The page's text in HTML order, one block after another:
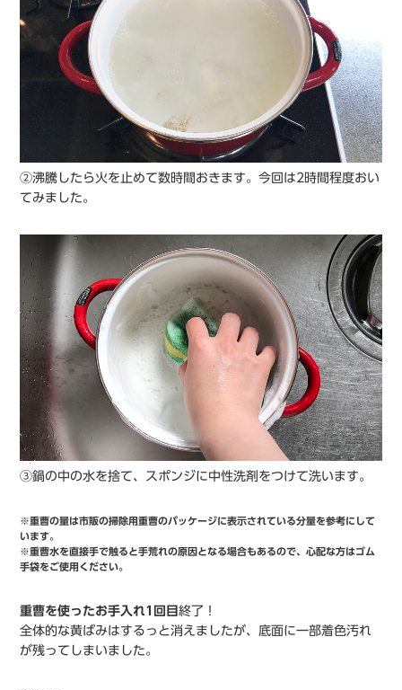
②沸騰したら火を止めて数時間おきます。今回は2時間程度おい
てみました。
③鍋の中の水を捨て、スポンジに中性洗剤をつけて洗います。
※重曹の量は市販の掃除用重曹のパッケージに表示されている分量を参考にして
います。
※重曹水を直接手で触ると手荒れの原因となる場合もあるので、心配な方はゴム
手袋をご使用ください。
重曹を使ったお手入れ1回目終了！
全体的な黄ばみはするっと消えましたが、底面に一部着色汚れ
が残ってしまいました。